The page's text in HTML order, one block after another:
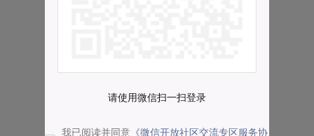
请使用微信扫一扫登录
我已阅读并同意 《微信开放社区交流专区服务协